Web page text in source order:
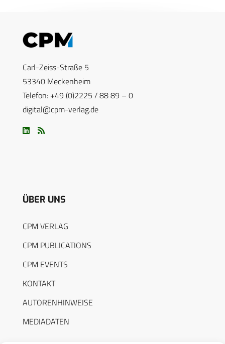
Carl-Zeiss-Straße 5
53340 Meckenheim
Telefon: +49 (0)2225 / 88 89 – 0
digital@cpm-verlag.de
ÜBER UNS
CPM VERLAG
CPM PUBLICATIONS
CPM EVENTS
KONTAKT
AUTORENHINWEISE
MEDIADATEN